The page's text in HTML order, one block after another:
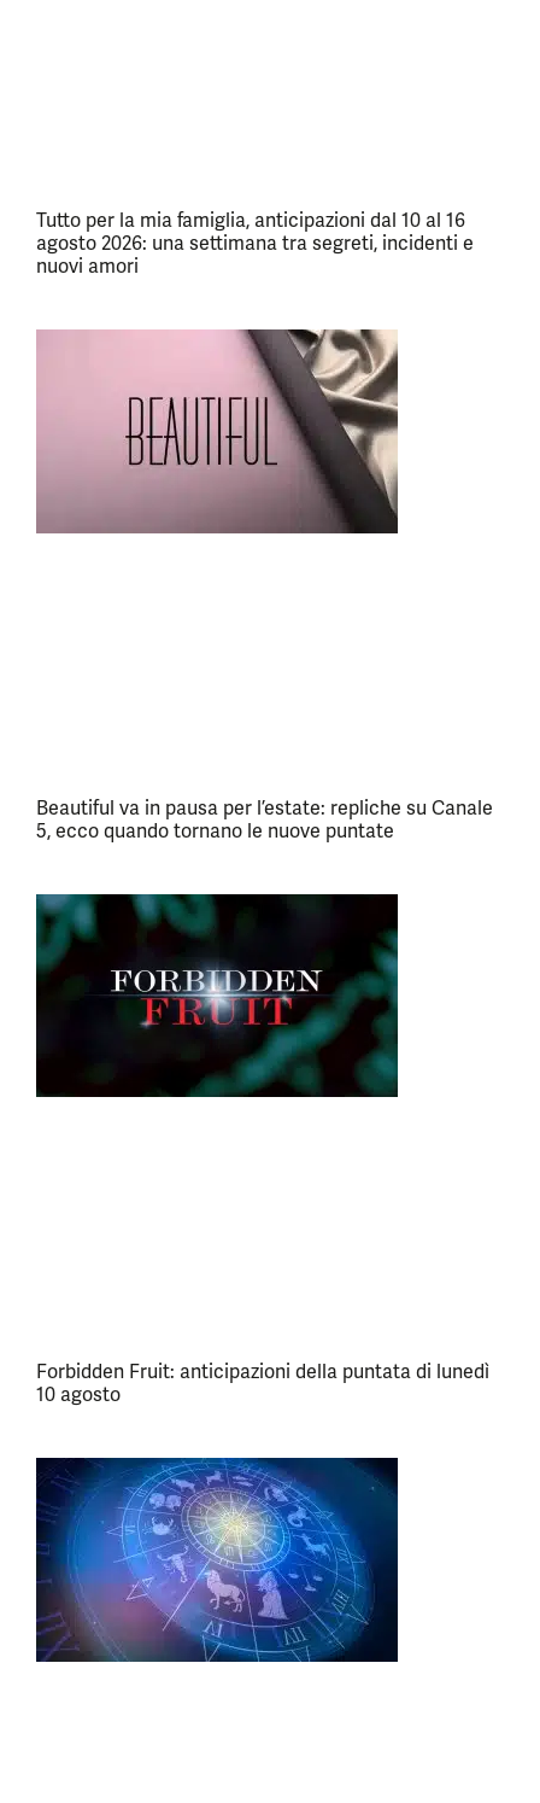
Tutto per la mia famiglia, anticipazioni dal 10 al 16
agosto 2026: una settimana tra segreti, incidenti e
nuovi amori
Beautiful va in pausa per l’estate: repliche su Canale
5, ecco quando tornano le nuove puntate
Forbidden Fruit: anticipazioni della puntata di lunedì
10 agosto